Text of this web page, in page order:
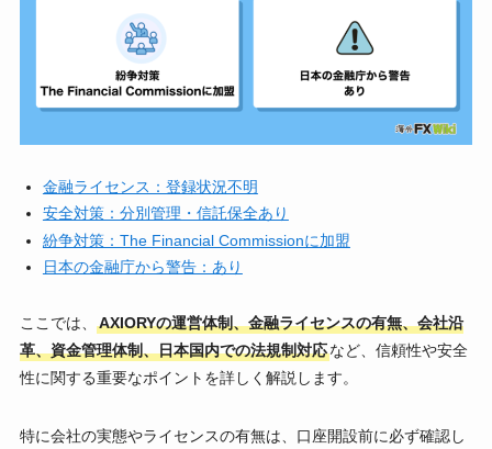
金融ライセンス：登録状況不明
安全対策：分別管理・信託保全あり
紛争対策：The Financial Commissionに加盟
日本の金融庁から警告：あり
ここでは、
AXIORYの運営体制、金融ライセンスの有無、会社沿
革、資金管理体制、日本国内での法規制対応など、信頼性や安全
性に関する重要なポイントを詳しく解説します。
特に会社の実態やライセンスの有無は、口座開設前に必ず確認し